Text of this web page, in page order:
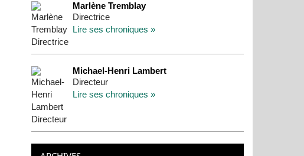
Marlène Tremblay
Directrice
Lire ses chroniques »
Michael-Henri Lambert
Directeur
Lire ses chroniques »